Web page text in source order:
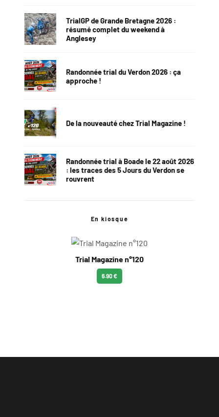
TrialGP de Grande Bretagne 2026 :
résumé complet du weekend à
Anglesey
Randonnée trial du Verdon 2026 : ça
approche !
De la nouveauté chez Trial Magazine !
Randonnée trial à Boade le 22 août 2026
: les traces des 5 Jours du Verdon se
rouvrent
En kiosque
Trial Magazine n°120
6.90 €